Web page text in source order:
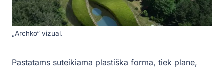
„Archko“ vizual.
Pastatams suteikiama plastiška forma, tiek plane,